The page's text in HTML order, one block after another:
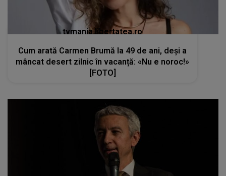
tvmania.libertatea.ro
Cum arată Carmen Brumă la 49 de ani, deși a
mâncat desert zilnic în vacanță: «Nu e noroc!»
[FOTO]